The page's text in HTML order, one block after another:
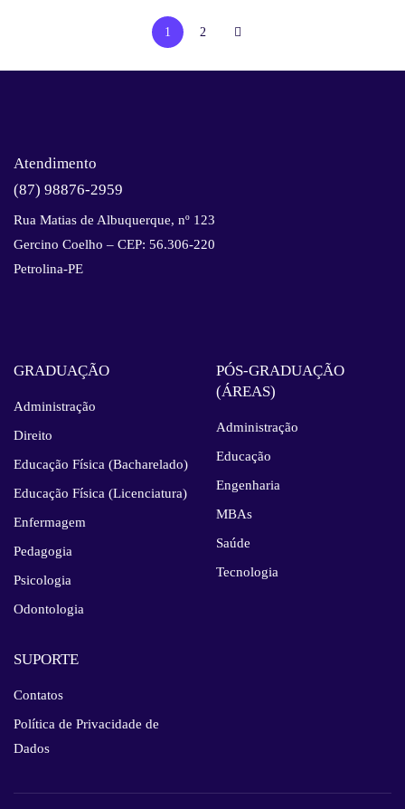
1 2
Atendimento
(87) 98876-2959
Rua Matias de Albuquerque, nº 123
Gercino Coelho – CEP: 56.306-220
Petrolina-PE
GRADUAÇÃO
Administração
Direito
Educação Física (Bacharelado)
Educação Física (Licenciatura)
Enfermagem
Pedagogia
Psicologia
Odontologia
PÓS-GRADUAÇÃO
(ÁREAS)
Administração
Educação
Engenharia
MBAs
Saúde
Tecnologia
SUPORTE
Contatos
Política de Privacidade de
Dados